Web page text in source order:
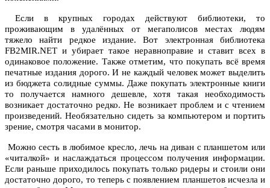
Если в крупных городах действуют библиотеки, то
проживающим в удалённых от мегаполисов местах людям
тяжело найти редкое издание. Вот электронная библиотека
FB2MIR.NET и убирает такое неравноправие и ставит всех в
одинаковое положение. Также отметим, что покупать всё время
печатные издания дорого. И не каждый человек может выделить
из бюджета солидные суммы. Даже покупать электронные книги
то получается намного дешевле, хотя такая необходимость
возникает достаточно редко. Не возникает проблем и с чтением
произведений. Необязательно сидеть за компьютером и портить
зрение, смотря часами в монитор.
Можно сесть в любимое кресло, лечь на диван с планшетом или
«читалкой» и наслаждаться процессом получения информации.
Если раньше приходилось покупать только ридеры и стоили они
достаточно дорого, то теперь с появлением планшетов исчезла и